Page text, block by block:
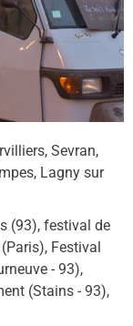
Sevran,
Lagny sur
(93), festival de
Festival
- 93),
(Stains - 93),